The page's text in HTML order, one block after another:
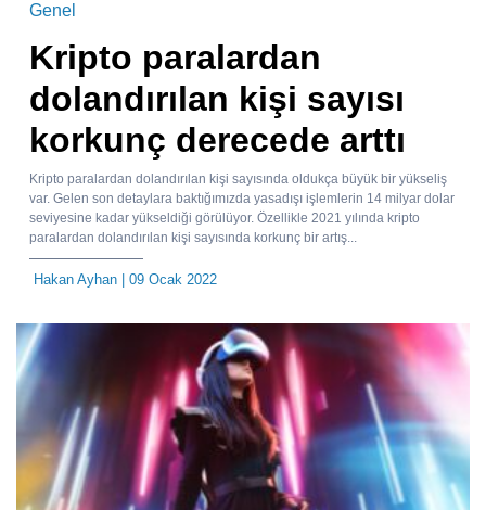
Genel
Kripto paralardan
dolandırılan kişi sayısı
korkunç derecede arttı
Kripto paralardan dolandırılan kişi sayısında oldukça büyük bir yükseliş
var. Gelen son detaylara baktığımızda yasadışı işlemlerin 14 milyar dolar
seviyesine kadar yükseldiği görülüyor. Özellikle 2021 yılında kripto
paralardan dolandırılan kişi sayısında korkunç bir artış...
Hakan Ayhan | 09 Ocak 2022